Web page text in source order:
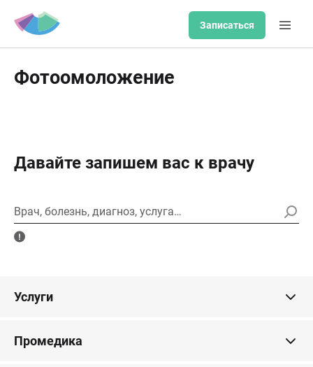
Записаться
Фотоомоложение
Давайте запишем вас к врачу
Врач, болезнь, диагноз, услуга…
Услуги
Промедика